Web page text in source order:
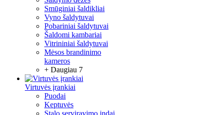
Smūginiai šaldikliai
Vyno šaldytuvai
Pobariniai šaldytuvai
Šaldomi kambariai
Vitrininiai šaldytuvai
Mėsos brandinimo
kameros
+ Daugiau 7
Virtuvės įrankiai
Puodai
Keptuvės
Stalo serviravimo indai